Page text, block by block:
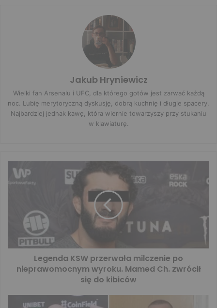
Jakub Hryniewicz
Wielki fan Arsenalu i UFC, dla którego gotów jest zarwać każdą
noc. Lubię merytoryczną dyskusję, dobrą kuchnię i długie spacery.
Najbardziej jednak kawę, która wiernie towarzyszy przy stukaniu
w klawiaturę.
Legenda KSW przerwała milczenie po
nieprawomocnym wyroku. Mamed Ch. zwrócił
się do kibiców